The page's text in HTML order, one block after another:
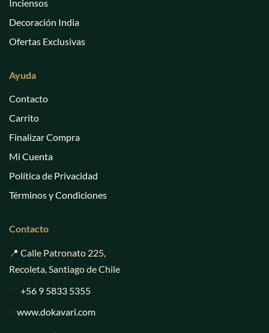
Inciensos
Decoración India
Ofertas Exclusivas
Ayuda
Contacto
Carrito
Finalizar Compra
Mi Cuenta
Política de Privacidad
Términos y Condiciones
Contacto
📍 Calle Patronato 225,
Recoleta, Santiago de Chile
📲 +56 9 5833 5355
🌐www.dokavari.com